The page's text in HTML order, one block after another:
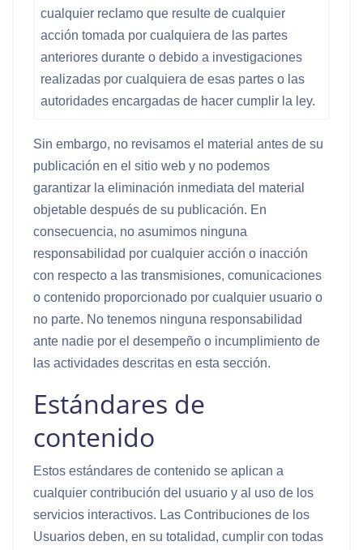
cualquier reclamo que resulte de cualquier
acción tomada por cualquiera de las partes
anteriores durante o debido a investigaciones
realizadas por cualquiera de esas partes o las
autoridades encargadas de hacer cumplir la ley.
Sin embargo, no revisamos el material antes de su
publicación en el sitio web y no podemos
garantizar la eliminación inmediata del material
objetable después de su publicación. En
consecuencia, no asumimos ninguna
responsabilidad por cualquier acción o inacción
con respecto a las transmisiones, comunicaciones
o contenido proporcionado por cualquier usuario o
no parte. No tenemos ninguna responsabilidad
ante nadie por el desempeño o incumplimiento de
las actividades descritas en esta sección.
Estándares de
contenido
Estos estándares de contenido se aplican a
cualquier contribución del usuario y al uso de los
servicios interactivos. Las Contribuciones de los
Usuarios deben, en su totalidad, cumplir con todas